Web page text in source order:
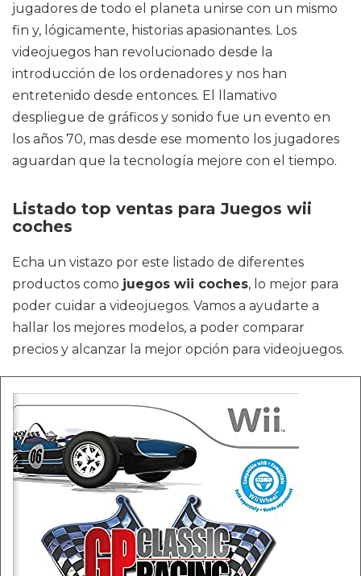
jugadores de todo el planeta unirse con un mismo
fin y, lógicamente, historias apasionantes. Los
videojuegos han revolucionado desde la
introducción de los ordenadores y nos han
entretenido desde entonces. El llamativo
despliegue de gráficos y sonido fue un evento en
los años 70, mas desde ese momento los jugadores
aguardan que la tecnología mejore con el tiempo.
Listado top ventas para Juegos wii
coches
Echa un vistazo por este listado de diferentes
productos como juegos wii coches, lo mejor para
poder cuidar a videojuegos. Vamos a ayudarte a
hallar los mejores modelos, a poder comparar
precios y alcanzar la mejor opción para videojuegos.